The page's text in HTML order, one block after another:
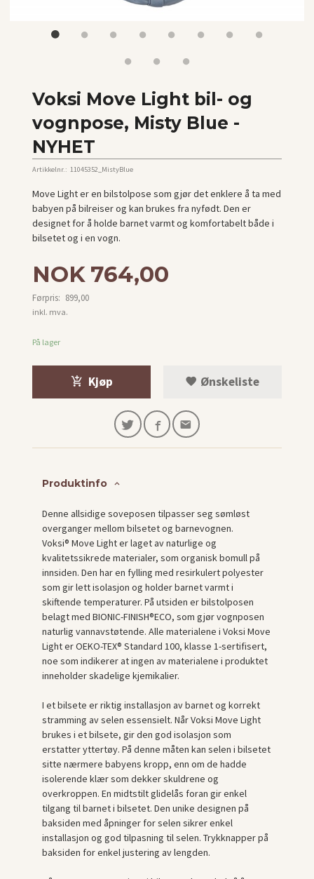
Voksi Move Light bil- og
vognpose, Misty Blue -
NYHET
Artikkelnr.: 11045352_MistyBlue
Move Light er en bilstolpose som gjør det enklere å ta med
babyen på bilreiser og kan brukes fra nyfødt. Den er
designet for å holde barnet varmt og komfortabelt både i
bilsetet og i en vogn.
Tilbud
NOK 764,00
Førpris: 899,00
Rabatt
inkl. mva.
På lager
Kjøp Ønskeliste
Produktinfo
Denne allsidige soveposen tilpasser seg sømløst
overganger mellom bilsetet og barnevognen.
Voksi® Move Light er laget av naturlige og
kvalitetssikrede materialer, som organisk bomull på
innsiden. Den har en fylling med resirkulert polyester
som gir lett isolasjon og holder barnet varmt i
skiftende temperaturer. På utsiden er bilstolposen
belagt med BIONIC-FINISH®ECO, som gjør vognposen
naturlig vannavstøtende. Alle materialene i Voksi Move
Light er OEKO-TEX® Standard 100, klasse 1-sertifisert,
noe som indikerer at ingen av materialene i produktet
inneholder skadelige kjemikalier.
I et bilsete er riktig installasjon av barnet og korrekt
stramming av selen essensielt. Når Voksi Move Light
brukes i et bilsete, gir den god isolasjon som
erstatter yttertøy. På denne måten kan selen i bilsetet
sitte nærmere babyens kropp, enn om de hadde
isolerende klær som dekker skuldrene og
overkroppen. En midtstilt glidelås foran gir enkel
tilgang til barnet i bilsetet. Den unike designen på
baksiden med åpninger for selen sikrer enkel
installasjon og god tilpasning til selen. Trykknapper på
baksiden for enkel justering av lengden.